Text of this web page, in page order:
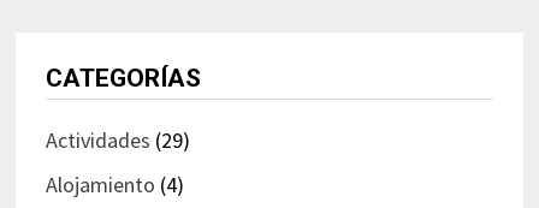
CATEGORÍAS
Actividades (29)
Alojamiento (4)